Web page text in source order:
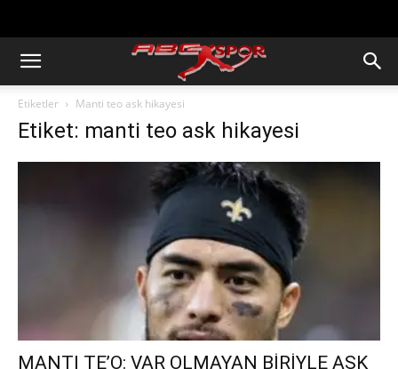
Etiketler Manti teo ask hikayesi
Etiket: manti teo ask hikayesi
MANTI TE’O: VAR OLMAYAN BİRİYLE AŞK